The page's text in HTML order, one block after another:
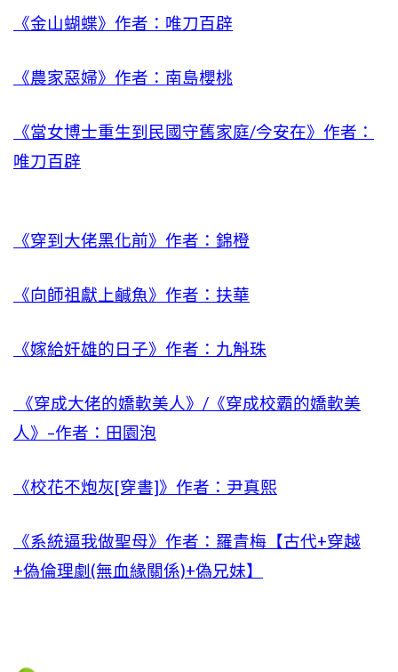
《金山蝴蝶》作者：唯刀百辟
《農家惡婦》作者：南島櫻桃
《當女博士重生到民國守舊家庭/今安在》作者：
唯刀百辟
《穿到大佬黑化前》作者：錦橙
《向師祖獻上鹹魚》作者：扶華
《嫁給奸雄的日子》作者：九斛珠
《穿成大佬的嬌軟美人》/《穿成校霸的嬌軟美
人》–作者：田園泡
《校花不炮灰[穿書]》作者：尹真熙
《系統逼我做聖母》作者：羅青梅【古代+穿越
+偽倫理劇(無血緣關係)+偽兄妹】